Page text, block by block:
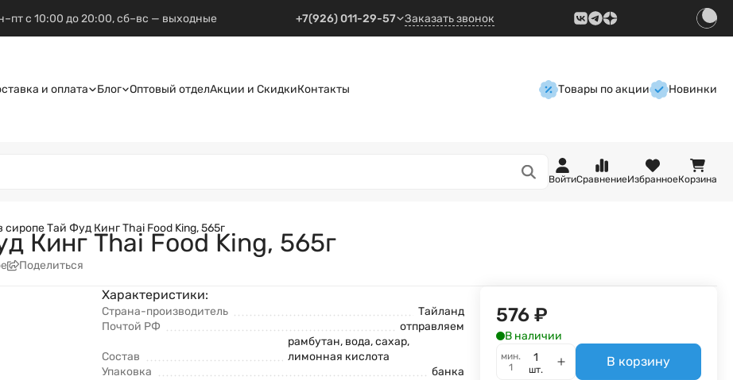
с 10:00 до 20:00, сб–вс — выходные +7(926) 011-29-57 Заказать звонок
и оплата Блог Оптовый отделАкции и СкидкиКонтакты Товары по акции Новинки
ВойтиСравнениеИзбранноеКорзина
сиропе Тай Фуд Кинг Thai Food King, 565г
Кинг Thai Food King, 565г
Поделиться
Характеристики:
Страна-производитель
Тайланд
Почтой РФ
отправляем
Состав
рамбутан, вода, сахар,
лимонная кислота
Упаковка
банка
576 ₽
В наличии
мин.
1
шт.
В корзину